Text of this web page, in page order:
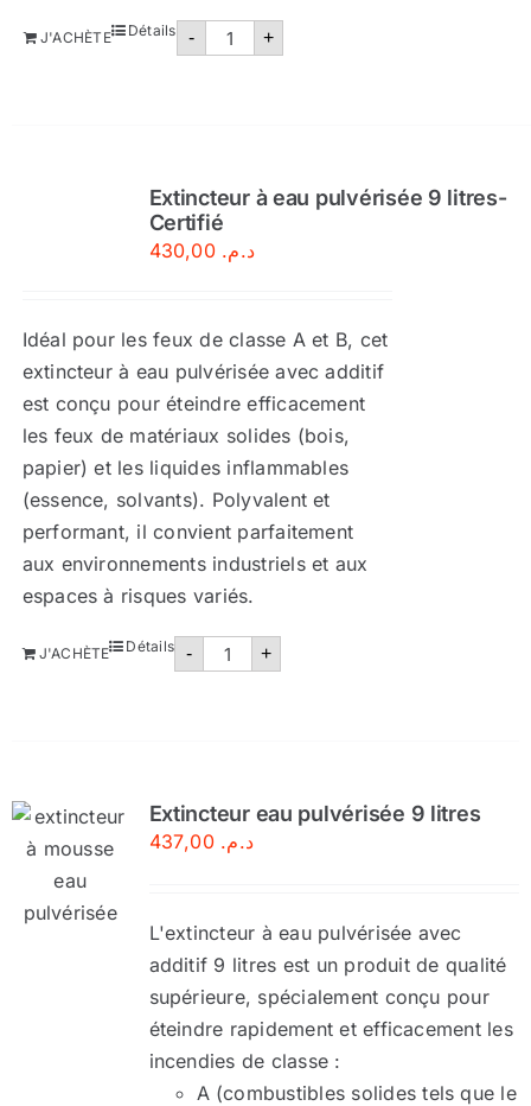
- quantité
+
J'ACHÈTE Détails
Extincteur à eau pulvérisée 9 litres-
Certifié
د.م. 430,00
Idéal pour les feux de classe A et B, cet
extincteur à eau pulvérisée avec additif
est conçu pour éteindre efficacement
les feux de matériaux solides (bois,
papier) et les liquides inflammables
(essence, solvants). Polyvalent et
performant, il convient parfaitement
aux environnements industriels et aux
espaces à risques variés.
- quantité
+
J'ACHÈTE Détails
Extincteur eau pulvérisée 9 litres
د.م. 437,00
L'extincteur à eau pulvérisée avec
additif 9 litres est un produit de qualité
supérieure, spécialement conçu pour
éteindre rapidement et efficacement les
incendies de classe :
A (combustibles solides tels que le